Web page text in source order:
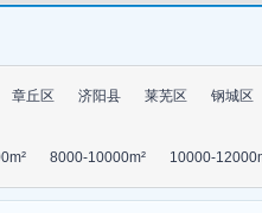
章丘区 济阳县 莱芜区 钢城区
8000-10000m² 10000-